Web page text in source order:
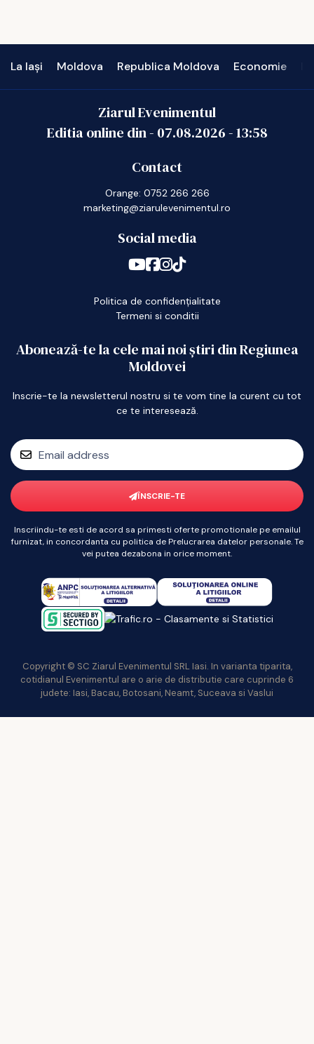
La Iași Moldova Republica Moldova Economie
Ziarul Evenimentul
Editia online din - 07.08.2026-13:58
Contact
Orange: 0752 266 266
marketing@ziarulevenimentul.ro
Social media
Politica de confidențialitate
Termeni si conditii
Abonează-te la cele mai noi știri din Regiunea
Moldovei
Inscrie-te la newsletterul nostru si te vom tine la curent cu tot
ce te interesează.
ÎNSCRIE-TE
Inscriindu-te esti de acord sa primesti oferte promotionale pe emailul
furnizat, in concordanta cu politica de Prelucrarea datelor personale. Te
vei putea dezabona in orice moment.
Copyright © SC Ziarul Evenimentul SRL Iasi. In varianta tiparita,
cotidianul Evenimentul are o arie de distributie care cuprinde 6
judete: Iasi, Bacau, Botosani, Neamt, Suceava si Vaslui